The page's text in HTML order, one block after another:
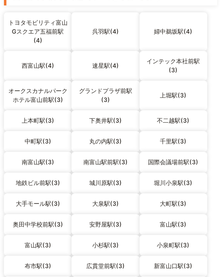
トヨタモビリティ富山
Gスクエア五福前駅
(4)
呉羽駅(4) 婦中鵜坂駅(4)
西富山駅(4) 速星駅(4)
インテック本社前駅
(3)
オークスカナルパーク
ホテル富山前駅(3)
グランドプラザ前駅
(3)
上堀駅(3)
上本町駅(3) 下奥井駅(3) 不二越駅(3)
中町駅(3) 丸の内駅(3) 千里駅(3)
南富山駅(3) 南富山駅前駅(3) 国際会議場前駅(3)
地鉄ビル前駅(3) 城川原駅(3) 堀川小泉駅(3)
大手モール駅(3) 大泉駅(3) 大町駅(3)
奥田中学校前駅(3) 安野屋駅(3) 富山駅(3)
富山駅(3) 小杉駅(3) 小泉町駅(3)
布市駅(3) 広貫堂前駅(3) 新富山口駅(3)